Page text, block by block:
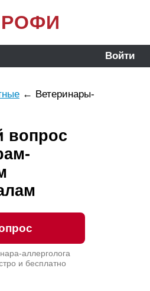
Войти
← Ветеринары-
вопрос
аллерголога
и бесплатно